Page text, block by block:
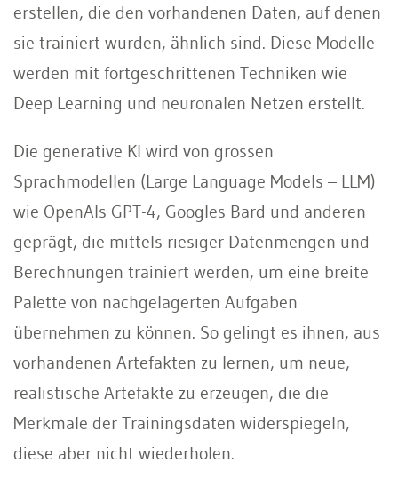
erstellen, die den vorhandenen Daten, auf denen
sie trainiert wurden, ähnlich sind. Diese Modelle
werden mit fortgeschrittenen Techniken wie
Deep Learning und neuronalen Netzen erstellt.
Die generative KI wird von grossen
Sprachmodellen (Large Language Models – LLM)
wie OpenAIs GPT-4, Googles Bard und anderen
geprägt, die mittels riesiger Datenmengen und
Berechnungen trainiert werden, um eine breite
Palette von nachgelagerten Aufgaben
übernehmen zu können. So gelingt es ihnen, aus
vorhandenen Artefakten zu lernen, um neue,
realistische Artefakte zu erzeugen, die die
Merkmale der Trainingsdaten widerspiegeln,
diese aber nicht wiederholen.